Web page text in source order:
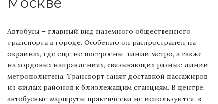
Автобусы – главный вид наземного общественного
транспорта в городе. Особенно он распространен на
окраинах, где еще не построены линии метро, а также
на хордовых направлениях, связывающих разные линии
метрополитена. Транспорт занят доставкой пассажиров
из жилых районов к близлежащим станциям. В центре,
автобусные маршруты практически не используются, в